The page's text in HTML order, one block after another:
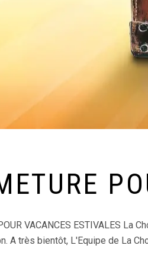
VACANCES ESTIVALES
A très bientôt, L'Equipe de La